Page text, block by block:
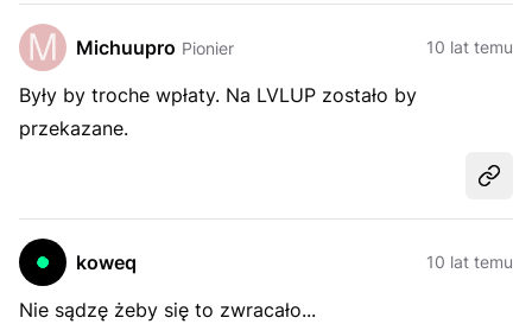
Michuupro Pionier 10 lat temu
Były by troche wpłaty. Na LVLUP zostało by
przekazane.
koweq 10 lat temu
Nie sądzę żeby się to zwracało...